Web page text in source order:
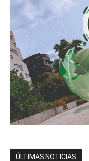
ÚLTIMAS NOTICIAS